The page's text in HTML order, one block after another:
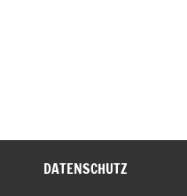
DATENSCHUTZ